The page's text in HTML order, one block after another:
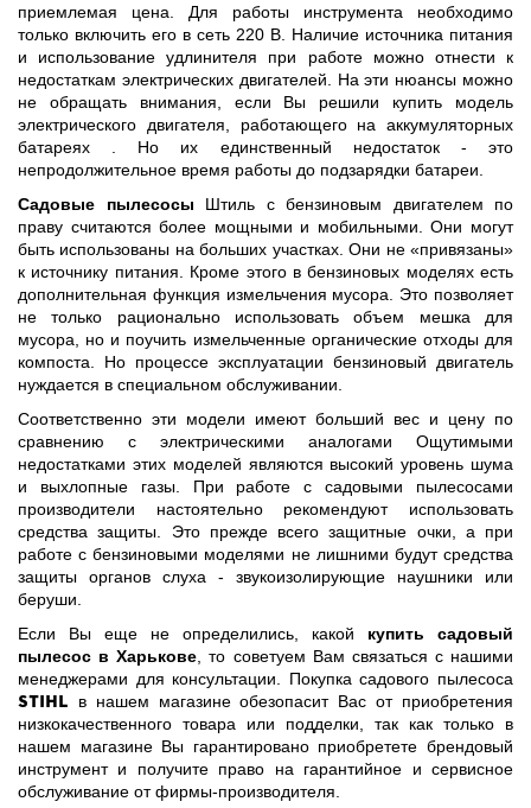
приемлемая цена. Для работы инструмента необходимо
только включить его в сеть 220 В. Наличие источника питания
и использование удлинителя при работе можно отнести к
недостаткам электрических двигателей. На эти нюансы можно
не обращать внимания, если Вы решили купить модель
электрического двигателя, работающего на аккумуляторных
батареях . Но их единственный недостаток - это
непродолжительное время работы до подзарядки батареи.
Садовые пылесосы Штиль с бензиновым двигателем по
праву считаются более мощными и мобильными. Они могут
быть использованы на больших участках. Они не «привязаны»
к источнику питания. Кроме этого в бензиновых моделях есть
дополнительная функция измельчения мусора. Это позволяет
не только рационально использовать объем мешка для
мусора, но и поучить измельченные органические отходы для
компоста. Но процессе эксплуатации бензиновый двигатель
нуждается в специальном обслуживании.
Соответственно эти модели имеют больший вес и цену по
сравнению с электрическими аналогами Ощутимыми
недостатками этих моделей являются высокий уровень шума
и выхлопные газы. При работе с садовыми пылесосами
производители настоятельно рекомендуют использовать
средства защиты. Это прежде всего защитные очки, а при
работе с бензиновыми моделями не лишними будут средства
защиты органов слуха - звукоизолирующие наушники или
беруши.
Если Вы еще не определились, какой купить садовый
пылесос в Харькове , то советуем Вам связаться с нашими
менеджерами для консультации. Покупка садового пылесоса
STIHL в нашем магазине обезопасит Вас от приобретения
низкокачественного товара или подделки, так как только в
нашем магазине Вы гарантировано приобретете брендовый
инструмент и получите право на гарантийное и сервисное
обслуживание от фирмы-производителя.